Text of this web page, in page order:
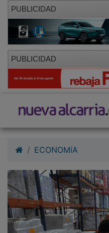
PUBLICIDAD
PUBLICIDAD